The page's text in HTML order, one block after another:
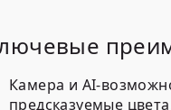
Камера и AI-
предсказуемые